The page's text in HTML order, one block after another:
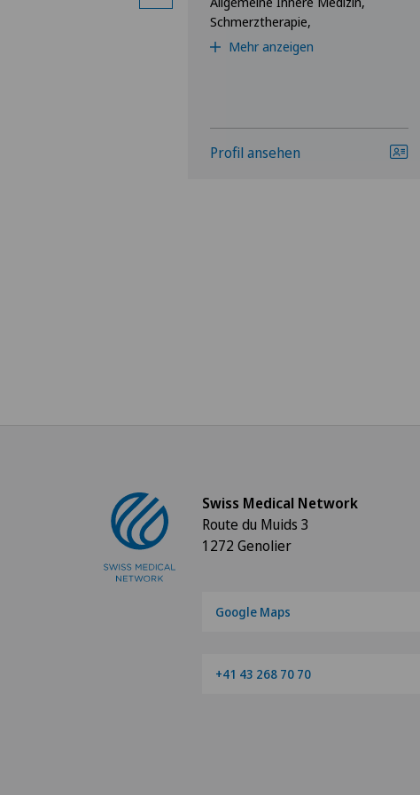
Schmerztherapie,
Mehr anzeigen
Profil ansehen
Swiss Medical Network
Route du Muids 3
1272 Genolier
Google Maps
+41 43 268 70 70